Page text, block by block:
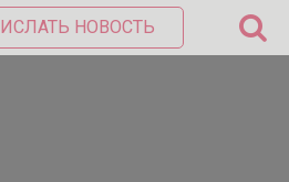
ПРИСЛАТЬ НОВОСТЬ